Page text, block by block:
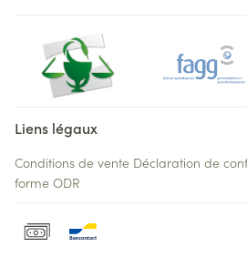
Liens légaux
Conditions de vente Déclaration de
forme ODR